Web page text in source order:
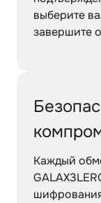
выберите
завершите
Каждый